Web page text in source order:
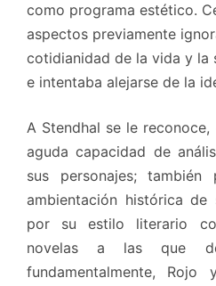
como programa estético.
aspectos previamente
cotidianidad de la vida y la
e intentaba alejarse de la
A Stendhal se le
aguda capacidad de
sus personajes;
ambientación histórica de
por su estilo literario
novelas a las que
fundamentalmente,